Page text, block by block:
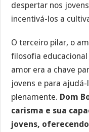
despertar nos
incentivá-los a
O terceiro pilar, o
filosofia
amor era a chave
jovens e para
plenamente. Dom
carisma e sua
jovens,